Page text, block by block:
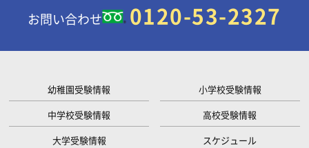
お問い合わせ 0120-53-2327
幼稚園受験情報
小学校受験情報
中学校受験情報
高校受験情報
大学受験情報
スケジュール